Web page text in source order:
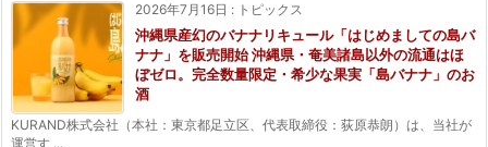
2026年7月16日 : トピックス
沖縄県産幻のバナナリキュール「はじめましての島バ
ナナ」を販売開始 沖縄県・奄美諸島以外の流通はほ
ぼゼロ。完全数量限定・希少な果実「島バナナ」のお
酒
KURAND株式会社（本社：東京都足立区、代表取締役：荻原恭朗）は、当社が
運営す ...